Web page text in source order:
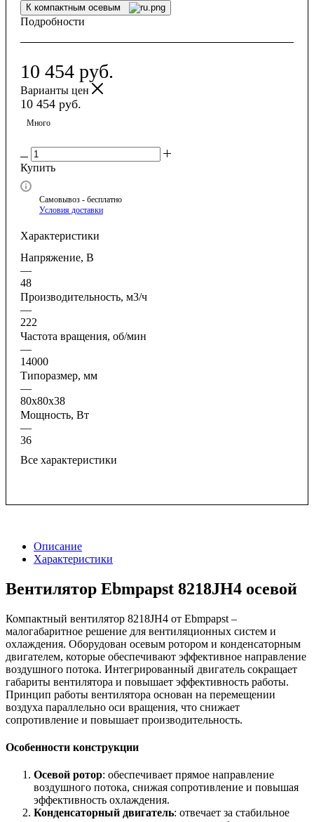
К компактным осевым
Подробности
10 454 руб.
Варианты цен
10 454 руб.
Много
Купить
Самовывоз - бесплатно
Условия доставки
Характеристики
Напряжение, В
—
48
Производительность, м3/ч
—
222
Частота вращения, об/мин
—
14000
Типоразмер, мм
—
80x80x38
Мощность, Вт
—
36
Все характеристики
Описание
Характеристики
Вентилятор Ebmpapst 8218JH4 осевой
Компактный вентилятор 8218JH4 от Ebmpapst –
малогабаритное решение для вентиляционных систем и
охлаждения. Оборудован осевым ротором и конденсаторным
двигателем, которые обеспечивают эффективное направление
воздушного потока. Интегрированный двигатель сокращает
габариты вентилятора и повышает эффективность работы.
Принцип работы вентилятора основан на перемещении
воздуха параллельно оси вращения, что снижает
сопротивление и повышает производительность.
Особенности конструкции
Осевой ротор: обеспечивает прямое направление
воздушного потока, снижая сопротивление и повышая
эффективность охлаждения.
Конденсаторный двигатель: отвечает за стабильное